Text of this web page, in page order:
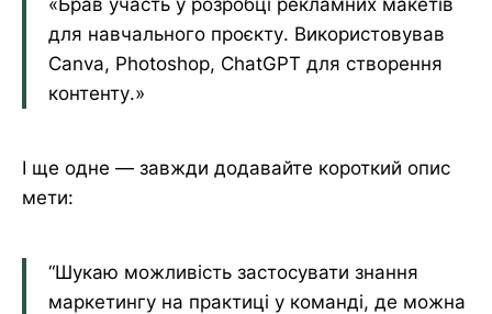
«Брав участь у розробці рекламних макетів
для навчального проєкту. Використовував
Canva, Photoshop, ChatGPT для створення
контенту.»
І ще одне — завжди додавайте короткий опис
мети:
“Шукаю можливість застосувати знання
маркетингу на практиці у команді, де можна